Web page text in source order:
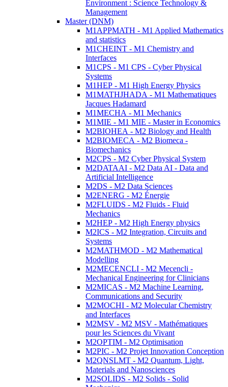
Environment : Science Technology &
Management
Master (DNM)
M1APPMATH - M1 Applied Mathematics
and statistics
M1CHEINT - M1 Chemistry and
Interfaces
M1CPS - M1 CPS - Cyber Physical
Systems
M1HEP - M1 High Energy Physics
M1MATHJHADA - M1 Mathematiques
Jacques Hadamard
M1MECHA - M1 Mechanics
M1MIE - M1 MIE - Master in Economics
M2BIOHEA - M2 Biology and Health
M2BIOMECA - M2 Biomeca -
Biomechanics
M2CPS - M2 Cyber Physical System
M2DATAAI - M2 Data AI - Data and
Artificial Intelligence
M2DS - M2 Data Sciences
M2ENERG - M2 Énergie
M2FLUIDS - M2 Fluids - Fluid
Mechanics
M2HEP - M2 High Energy physics
M2ICS - M2 Integration, Circuits and
Systems
M2MATHMOD - M2 Mathematical
Modelling
M2MECENCLI - M2 Mecencli -
Mechanical Engineering for Clinicians
M2MICAS - M2 Machine Learning,
Communications and Security
M2MOCHI - M2 Molecular Chemistry
and Interfaces
M2MSV - M2 MSV - Mathématiques
pour les Sciences du Vivant
M2OPTIM - M2 Optimisation
M2PIC - M2 Projet Innovation Conception
M2QNSLMT - M2 Quantum, Light,
Materials and Nanosciences
M2SOLIDS - M2 Solids - Solid